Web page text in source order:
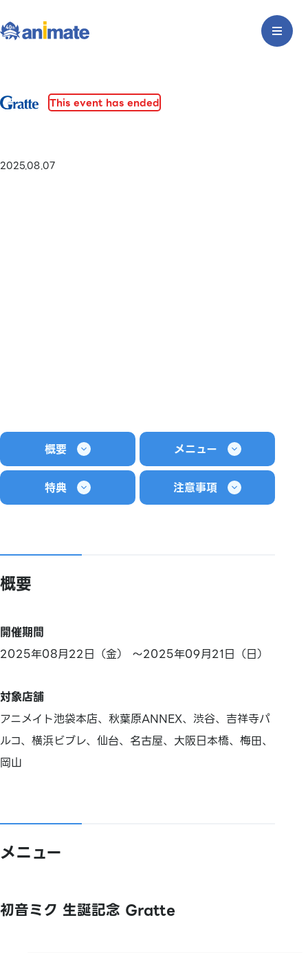
This event has ended
2025.08.07
概要 メニュー
特典 注意事項
概要
開催期間
2025年08月22日（金） ～2025年09月21日（日）
対象店舗
アニメイト池袋本店、秋葉原ANNEX、渋谷、吉祥寺パ
ルコ、横浜ビブレ、仙台、名古屋、大阪日本橋、梅田、
岡山
メニュー
初音ミク 生誕記念 Gratte